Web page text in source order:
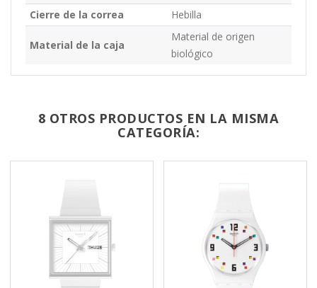
Cierre de la correa
Hebilla
Material de la caja
Material de origen
biológico
8 OTROS PRODUCTOS EN LA MISMA
CATEGORÍA: